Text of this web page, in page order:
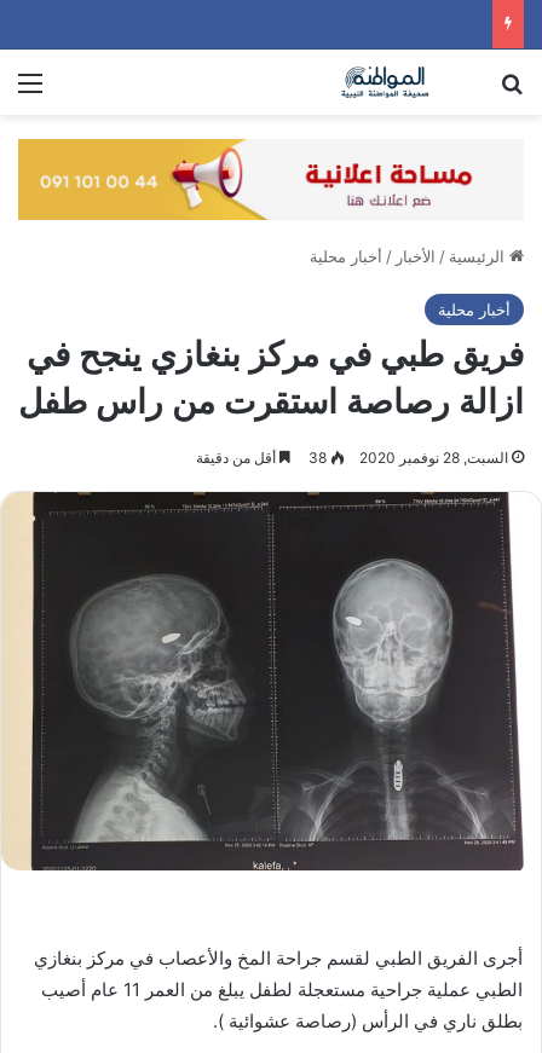
الرئيسية / الأخبار / أخبار محلية
أخبار محلية
فريق طبي في مركز بنغازي ينجح في
ازالة رصاصة استقرت من راس طفل
السبت, 28 نوفمبر 2020 38 أقل من دقيقة
أجرى الفريق الطبي لقسم جراحة المخ والأعصاب في مركز بنغازي
الطبي عملية جراحية مستعجلة لطفل يبلغ من العمر 11 عام أصيب
بطلق ناري في الرأس (رصاصة عشوائية ).